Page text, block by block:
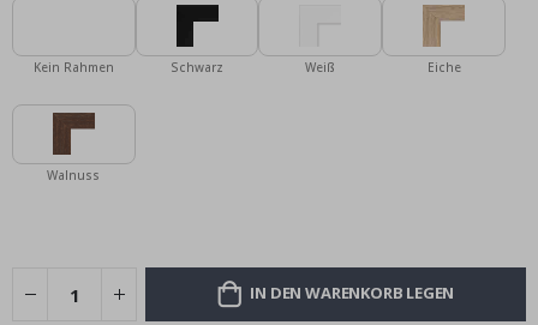
Kein Rahmen Schwarz Weiß Eiche
Walnuss
IN DEN WARENKORB LEGEN